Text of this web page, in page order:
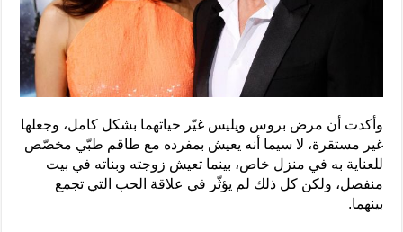
وأكدت أن مرض بروس ويليس غيّر حياتهما بشكل كامل، وجعلها
غير مستقرة، لا سيما أنه يعيش بمفرده مع طاقم طبّي مخصّص
للعناية به في منزل خاص، بينما تعيش زوجته وبناته في بيت
منفصل، ولكن كل ذلك لم يؤثّر في علاقة الحب التي تجمع
بينهما.